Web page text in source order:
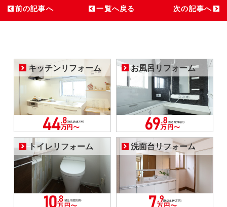
前の記事へ 一覧へ戻る 次の記事へ
キッチンリフォーム お風呂リフォーム
トイレリフォーム 洗面台リフォーム